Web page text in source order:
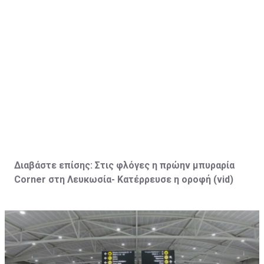
Διαβάστε επίσης: Στις φλόγες η πρώην μπυραρία
Corner στη Λευκωσία- Κατέρρευσε η οροφή (vid )